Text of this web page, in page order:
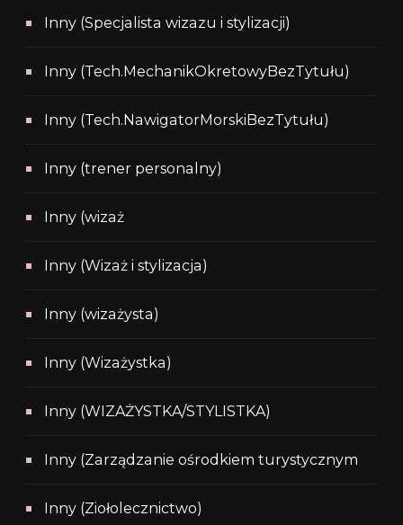
Inny (Specjalista wizazu i stylizacji)
Inny (Tech.MechanikOkretowyBezTytułu)
Inny (Tech.NawigatorMorskiBezTytułu)
Inny (trener personalny)
Inny (wizaż
Inny (Wizaż i stylizacja)
Inny (wizażysta)
Inny (Wizażystka)
Inny (WIZAŻYSTKA/STYLISTKA)
Inny (Zarządzanie ośrodkiem turystycznym
Inny (Ziołolecznictwo)